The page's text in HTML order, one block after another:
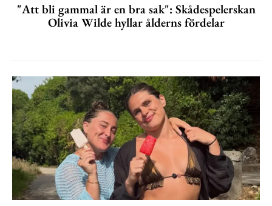
"Att bli gammal är en bra sak": Skådespelerskan
Olivia Wilde hyllar ålderns fördelar